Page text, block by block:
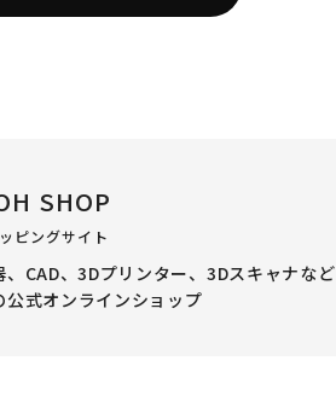
SHOP
ピングサイト
、CAD、3Dプリンター、3Dスキャナなど
公式オンラインショップ